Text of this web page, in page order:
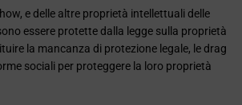
e delle altre proprietà intellettuali delle
essere protette dalla legge sulla proprietà
la mancanza di protezione legale, le drag
sociali per proteggere la loro proprietà